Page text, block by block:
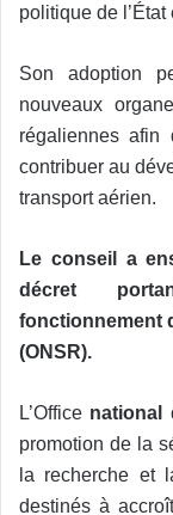
politique de
Son adoption
nouveaux
régaliennes afin
contribuer au
transport aérien.
Le conseil a
décret
fonctionnement
(ONSR).
L’Office national
promotion de la
la recherche et
destinés à